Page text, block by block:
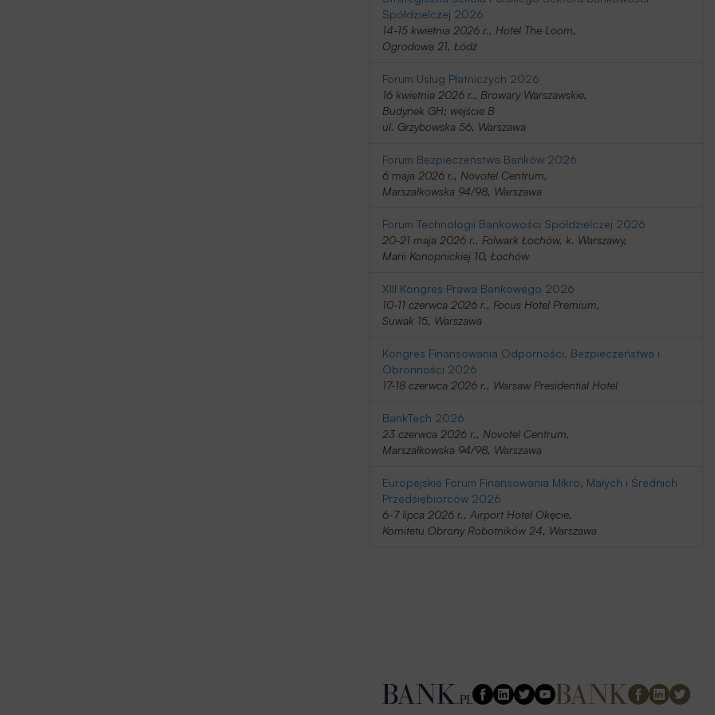
Spółdzielczej 2026
14-15 kwietnia 2026 r., Hotel The Loom,
Ogrodowa 21, Łódź
Forum Usług Płatniczych 2026
16 kwietnia 2026 r., Browary Warszawskie,
Budynek GH; wejście B
ul. Grzybowska 56, Warszawa
Forum Bezpieczeństwa Banków 2026
6 maja 2026 r., Novotel Centrum,
Marszałkowska 94/98, Warszawa
Forum Technologii Bankowości Spółdzielczej 2026
20-21 maja 2026 r., Folwark Łochów, k. Warszawy,
Marii Konopnickiej 10, Łochów
XIII Kongres Prawa Bankowego 2026
10-11 czerwca 2026 r., Focus Hotel Premium,
Suwak 15, Warszawa
Kongres Finansowania Odporności, Bezpieczeństwa i
Obronności 2026
17-18 czerwca 2026 r., Warsaw Presidential Hotel
BankTech 2026
23 czerwca 2026 r., Novotel Centrum,
Marszałkowska 94/98, Warszawa
Europejskie Forum Finansowania Mikro, Małych i Średnich
Przedsiębiorców 2026
6-7 lipca 2026 r., Airport Hotel Okęcie,
Komitetu Obrony Robotników 24, Warszawa